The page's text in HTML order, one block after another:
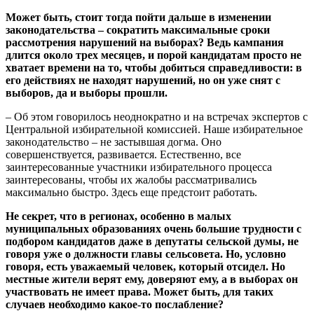
Может быть, стоит тогда пойти дальше в изменении
законодательства – сократить максимальные сроки
рассмотрения нарушений на выборах? Ведь кампания
длится около трех месяцев, и порой кандидатам просто не
хватает времени на то, чтобы добиться справедливости: в
его действиях не находят нарушений, но он уже снят с
выборов, да и выборы прошли.
– Об этом говорилось неоднократно и на встречах экспертов с
Центральной избирательной комиссией. Наше избирательное
законодательство – не застывшая догма. Оно
совершенствуется, развивается. Естественно, все
заинтересованные участники избирательного процесса
заинтересованы, чтобы их жалобы рассматривались
максимально быстро. Здесь еще предстоит работать.
Не секрет, что в регионах, особенно в малых
муниципальных образованиях очень большие трудности с
подбором кандидатов даже в депутаты сельской думы, не
говоря уже о должности главы сельсовета. Но, условно
говоря, есть уважаемый человек, который отсидел. Но
местные жители верят ему, доверяют ему, а в выборах он
участвовать не имеет права. Может быть, для таких
случаев необходимо какое-то послабление?